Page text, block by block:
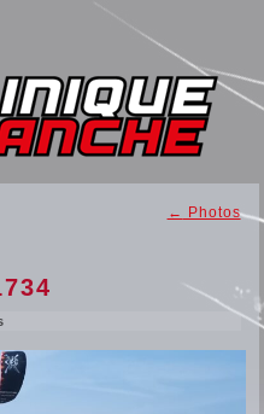
← Photos